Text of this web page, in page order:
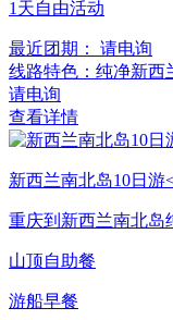
1天自由活动
最近团期： 请电询
线路特色：纯净新西
请电询
查看详情
新西兰南北岛10日
重庆到新西兰南北岛
山顶自助餐
游船早餐